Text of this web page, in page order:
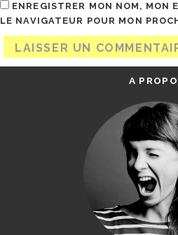
ENREGISTRER MON NOM, MON
LE NAVIGATEUR POUR MON
A